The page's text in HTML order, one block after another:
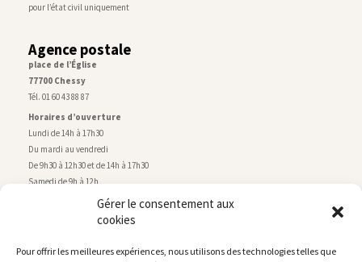
Gérer le consentement aux
cookies
Pour offrir les meilleures expériences, nous utilisons des technologies telles que
pour l’état civil uniquement
Agence postale
place de l’Église
77700 Chessy
Tél. 01 60 43 88 87
Horaires d’ouverture
Lundi de 14h à 17h30
Du mardi au vendredi
De 9h30 à 12h30 et de 14h à 17h30
Samedi de 9h à 12h
Service technique
rue de Montry–77700 Chessy